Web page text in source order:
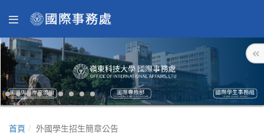
首頁 外國學生招生簡章公告